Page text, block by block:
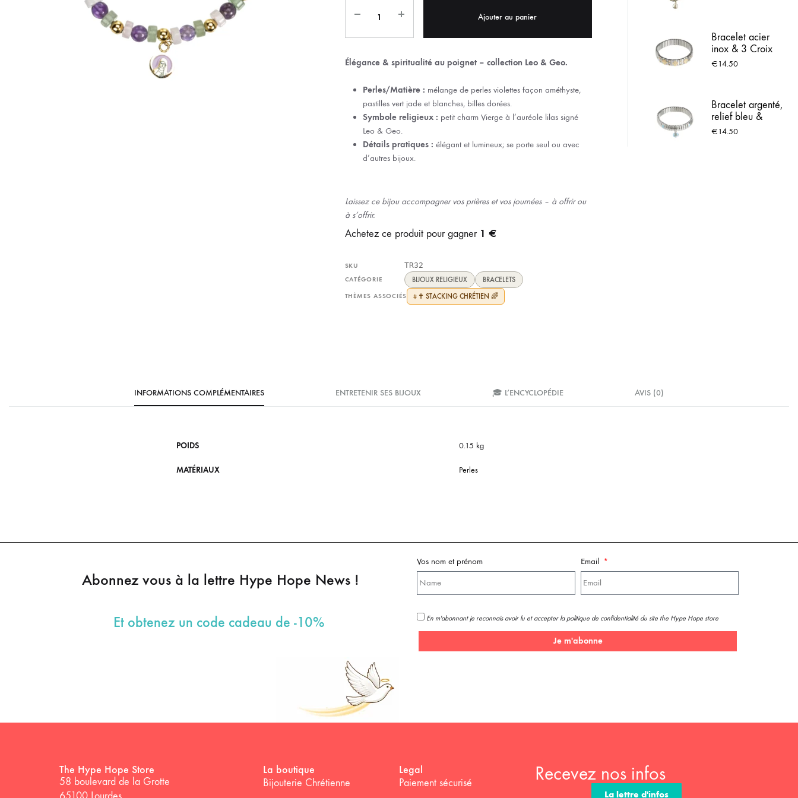
MÉDAILLES JÉSUS
MÉDAILLE SAINTS
MÉDAILLES ENFANTS
EX-VOTOS ET COEURS SACRÉS
BOUGIES ET CIERGES SOUVENIRS DE LOURDES
Ajouter au panier
Élégance & spiritualité au poignet – collection Leo & Geo.
Perles/Matière : mélange de perles violettes façon améthyste,
pastilles vert jade et blanches, billes dorées.
Symbole religieux : petit charm Vierge à l’auréole lilas signé
Leo & Geo.
Détails pratiques : élégant et lumineux; se porte seul ou avec
d’autres bijoux.
Laissez ce bijou accompagner vos prières et vos journées – à offrir ou
à s’offrir.
Achetez ce produit pour gagner 1 €
SKU TR32
CATÉGORIE BIJOUX RELIGIEUX BRACELETS
THÈMES ASSOCIÉS # ✝️ STACKING CHRÉTIEN 🌈
Bracelet acier
inox & 3 Croix
strassées
€14.50
Bracelet argenté,
relief bleu &
Médaille de
€14.50
INFORMATIONS COMPLÉMENTAIRES ENTRETENIR SES BIJOUX 🎓 L’ENCYCLOPÉDIE AVIS (0)
POIDS 0.15 kg
MATÉRIAUX Perles
Abonnez vous à la lettre Hype Hope News !
Et obtenez un code cadeau de -10%
Vos nom et prénom Email
En m'abonnant je reconnais avoir lu et accepter la politique de confidentialité du site the Hype Hope store
Je m'abonne
The Hype Hope Store
58 boulevard de la Grotte
La boutique
Bijouterie Chrétienne
Legal
Paiement sécurisé Recevez nos infos
La lettre d'infos